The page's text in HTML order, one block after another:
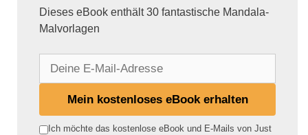
Dieses eBook enthält 30 fantastische Mandala-
Malvorlagen
e
Mein kostenloses eBook erhalten
Ich möchte das kostenlose eBook und E-Mails von Just